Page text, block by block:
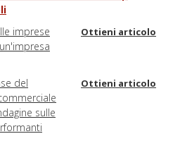
imprese
Ottieni articolo
del
sulle
Ottieni articolo